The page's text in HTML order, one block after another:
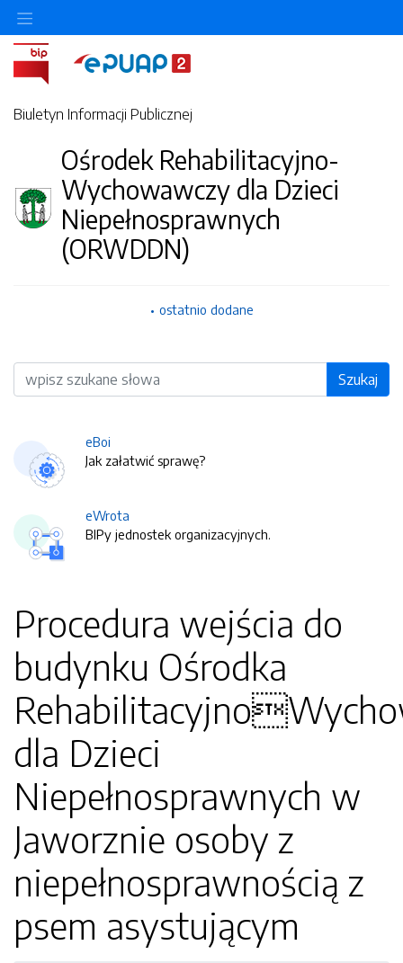
Biuletyn Informacji Publicznej
Ośrodek Rehabilitacyjno-
Wychowawczy dla Dzieci
Niepełnosprawnych
(ORWDDN)
ostatnio dodane
Wyszukiwarka Szukaj
eBoi
Jak załatwić sprawę?
eWrota
BIPy jednostek organizacyjnych.
Procedura wejścia do
budynku Ośrodka
dla Dzieci
Niepełnosprawnych w
Jaworznie osoby z
niepełnosprawnością z
psem asystującym